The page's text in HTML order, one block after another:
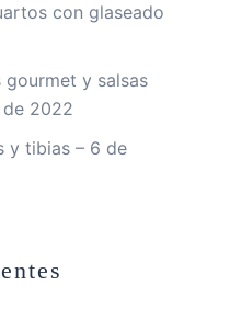
con glaseado
gourmet y salsas
de 2022
y tibias – 6 de